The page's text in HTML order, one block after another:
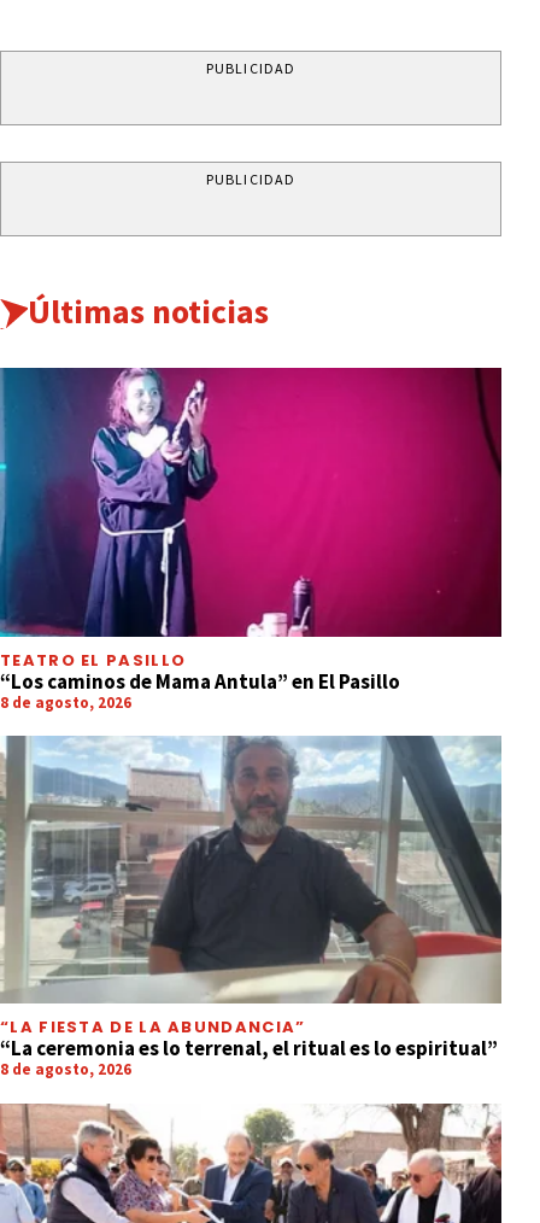
PUBLICIDAD
PUBLICIDAD
Últimas noticias
TEATRO EL PASILLO
“Los caminos de Mama Antula” en El Pasillo
8 de agosto, 2026
“LA FIESTA DE LA ABUNDANCIA”
“La ceremonia es lo terrenal, el ritual es lo espiritual”
8 de agosto, 2026